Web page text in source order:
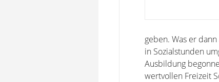
geben. Was er
in Sozialstunden
Ausbildung
wertvollen Freizeit